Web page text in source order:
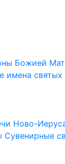
Божией
имена святых
Ново-
Сувенирные